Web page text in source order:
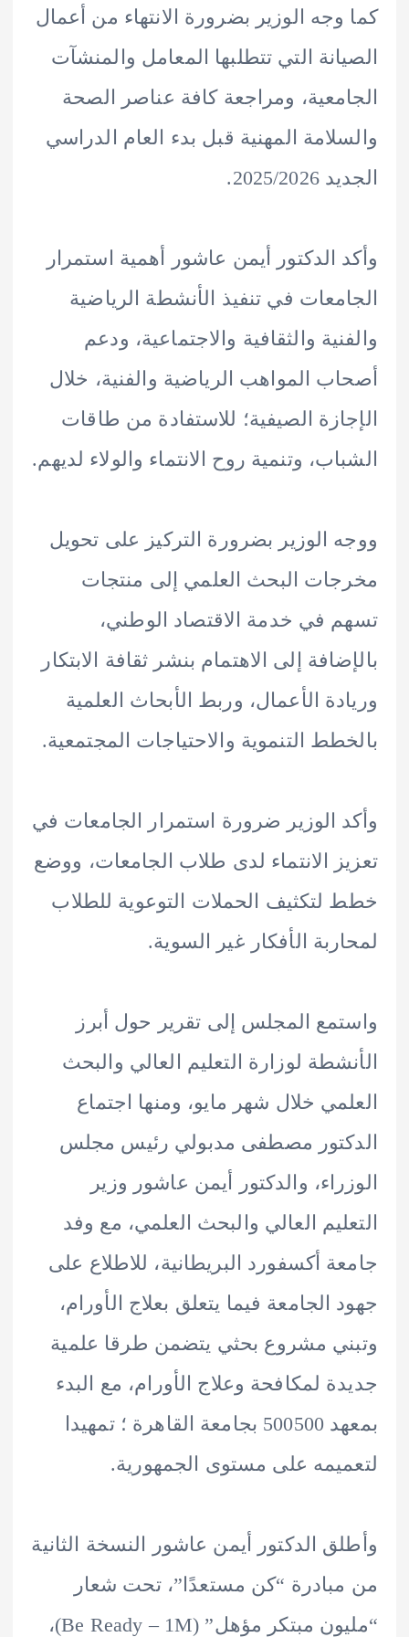
الوزير بضرورة الانتهاء من أعمال
التي تتطلبها المعامل والمنشآت
ومراجعة كافة عناصر الصحة
المهنية قبل بدء العام الدراسي
الدكتور أيمن عاشور أهمية استمرار
في تنفيذ الأنشطة الرياضية
والثقافية والاجتماعية، ودعم
المواهب الرياضية والفنية، خلال
الصيفية؛ للاستفادة من طاقات
وتنمية روح الانتماء والولاء لديهم.
الوزير بضرورة التركيز على تحويل
البحث العلمي إلى منتجات
في خدمة الاقتصاد الوطني،
إلى الاهتمام بنشر ثقافة الابتكار
الأعمال، وربط الأبحاث العلمية
التنموية والاحتياجات المجتمعية.
الوزير ضرورة استمرار الجامعات في
الانتماء لدى طلاب الجامعات، ووضع
الحملات التوعوية للطلاب
الأفكار غير السوية.
المجلس إلى تقرير حول أبرز
لوزارة التعليم العالي والبحث
خلال شهر مايو، ومنها اجتماع
مصطفى مدبولي رئيس مجلس
والدكتور أيمن عاشور وزير
العالي والبحث العلمي، مع وفد
أكسفورد البريطانية، للاطلاع على
الجامعة فيما يتعلق بعلاج الأورام،
مشروع بحثي يتضمن طرقا علمية
لمكافحة وعلاج الأورام، مع البدء
بمعهد 500500 بجامعة القاهرة ؛ تمهيدا
على مستوى الجمهورية.
الدكتور أيمن عاشور النسخة الثانية
“كن مستعدًا”، تحت شعار
“مليون مبتكر مؤهل” (Be Ready – 1M)،